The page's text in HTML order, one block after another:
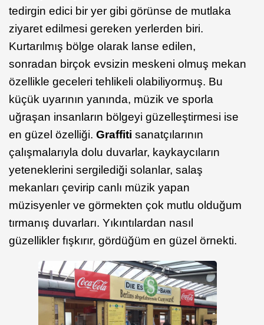
tedirgin edici bir yer gibi görünse de mutlaka
ziyaret edilmesi gereken yerlerden biri.
Kurtarılmış bölge olarak lanse edilen,
sonradan birçok evsizin meskeni olmuş mekan
özellikle geceleri tehlikeli olabiliyormuş. Bu
küçük uyarının yanında, müzik ve sporla
uğraşan insanların bölgeyi güzelleştirmesi ise
en güzel özelliği. Graffiti sanatçılarının
çalışmalarıyla dolu duvarlar, kaykaycıların
yeteneklerini sergilediği solanlar, salaş
mekanları çevirip canlı müzik yapan
müzisyenler ve görmekten çok mutlu olduğum
tırmanış duvarları. Yıkıntılardan nasıl
güzellikler fışkırır, gördüğüm en güzel örnekti.